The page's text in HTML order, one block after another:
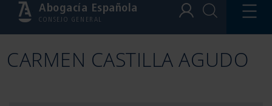
Abogacía Española
CONSEJO GENERAL
CARMEN CASTILLA AGUDO